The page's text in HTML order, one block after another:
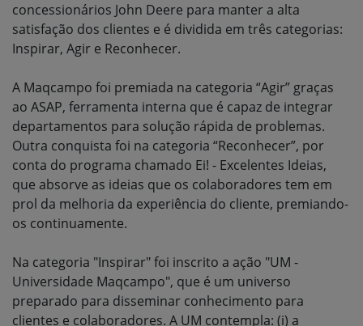
concessionários John Deere para manter a alta
satisfação dos clientes e é dividida em três categorias:
Inspirar, Agir e Reconhecer.
A Maqcampo foi premiada na categoria “Agir” graças
ao ASAP, ferramenta interna que é capaz de integrar
departamentos para solução rápida de problemas.
Outra conquista foi na categoria “Reconhecer”, por
conta do programa chamado Ei! - Excelentes Ideias,
que absorve as ideias que os colaboradores tem em
prol da melhoria da experiência do cliente, premiando-
os continuamente.
Na categoria "Inspirar" foi inscrito a ação "UM -
Universidade Maqcampo", que é um universo
preparado para disseminar conhecimento para
clientes e colaboradores. A UM contempla: (i) a